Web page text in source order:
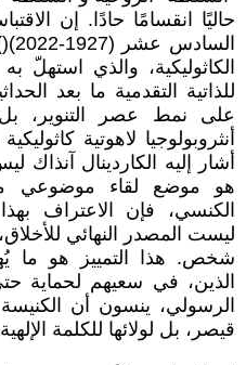
حاليًا انقسامًا حادًا. إن
الكاثوليكية، والذي استهلّ
للذاتية التقدمية ما بعد
على نمط عصر التنوير،
أنثروبولوجيا لاهوتية
أشار إليه الكاردينال آنذاك
هو موضع لقاء موضوعي
الكنسي، فإن الاعتراف
ليست المصدر النهائي
شخص. هذا التمييز هو ما
الذين، في سعيهم لحماية
الرسولي، ينسون أن الكنيسة
قيصر، بل لولائها للكلمة